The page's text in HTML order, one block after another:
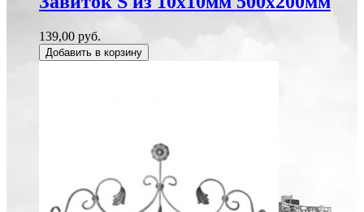
139,00 руб.
Добавить в корзину